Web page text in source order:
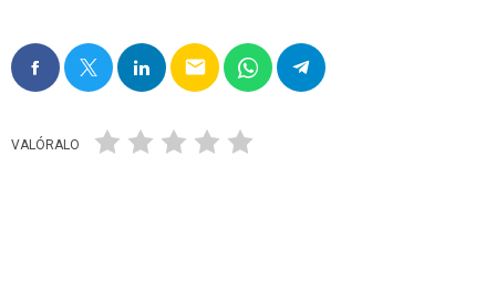
email
VALÓRALO